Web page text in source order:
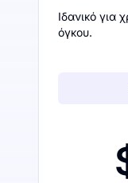
Ιδανικό για
όγκου.